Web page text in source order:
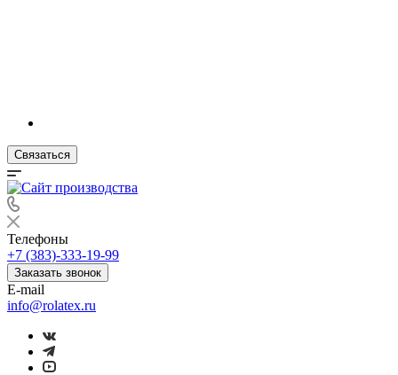
Связаться
Телефоны
+7 (383)-333-19-99
Заказать звонок
E-mail
info@rolatex.ru